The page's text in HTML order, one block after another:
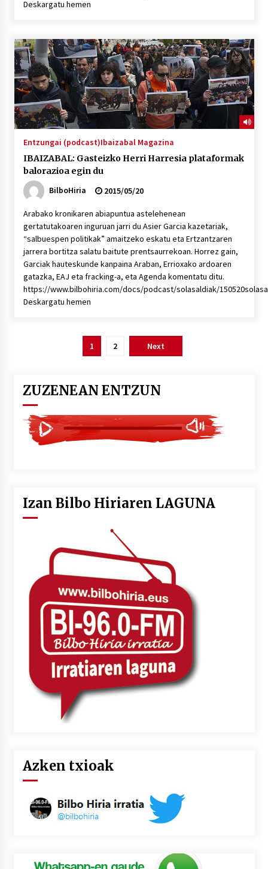
Deskargatu hemen
Entzungai (podcast)Ibaizabal Magazina
IBAIZABAL: Gasteizko Herri Harresia plataformak
balorazioa egin du
BilboHiria
2015/05/20
Arabako kronikaren abiapuntua astelehenean
gertatutakoaren inguruan jarri du Asier Garcia kazetariak,
“salbuespen politikak” amaitzeko eskatu eta Ertzantzaren
jarrera bortitza salatu baitute prentsaurrekoan. Horrez gain,
Garciak hauteskunde kanpaina Araban, Errioxako ardoaren
gatazka, EAJ eta fracking-a, eta Agenda komentatu ditu.
https://www.bilbohiria.com/docs/podcast/solasaldiak/
Deskargatu hemen
1 2 Next
ZUZENEAN ENTZUN
Izan Bilbo Hiriaren LAGUNA
Azken txioak